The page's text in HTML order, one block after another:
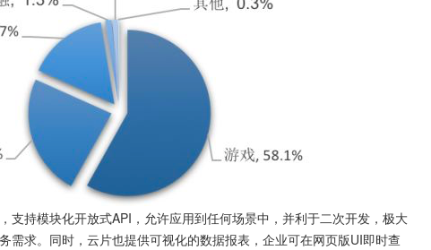
支持模块化开放式API，允许应用到任何场景中，并利于二次开发，极大
需求。同时，云片也提供可视化的数据报表，企业可在网页版UI即时查